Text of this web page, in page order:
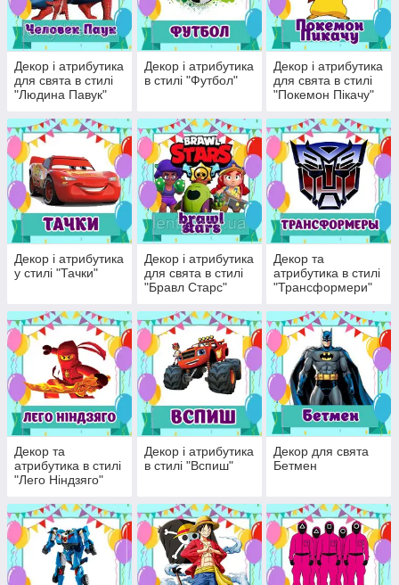
Декор і атрибутика
для свята в стилі
"Людина Павук"
Декор і атрибутика
в стилі "Футбол"
Декор і атрибутика
для свята в стилі
"Покемон Пікачу"
Декор і атрибутика
у стилі "Тачки"
Декор і атрибутика
для свята в стилі
"Бравл Старс"
Декор та
атрибутика в стилі
"Трансформери"
Декор та
атрибутика в стилі
"Лего Ніндзяго"
Декор і атрибутика
в стилі "Вспиш"
Декор для свята
Бетмен